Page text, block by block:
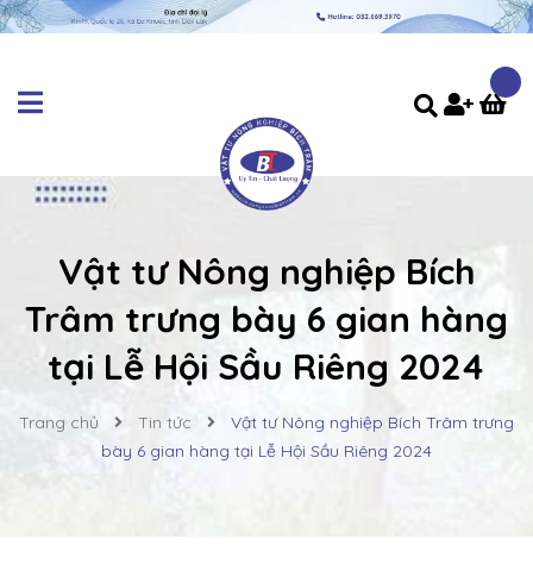
Vật tư Nông nghiệp Bích
Trâm trưng bày 6 gian hàng
tại Lễ Hội Sầu Riêng 2024
Trang chủ Tin tức
Vật tư Nông nghiệp Bích Trâm trưng
bày 6 gian hàng tại Lễ Hội Sầu Riêng 2024